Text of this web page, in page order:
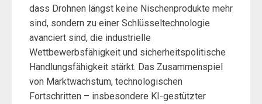
dass Drohnen längst keine Nischenprodukte mehr
sind, sondern zu einer Schlüsseltechnologie
avanciert sind, die industrielle
Wettbewerbsfähigkeit und sicherheitspolitische
Handlungsfähigkeit stärkt. Das Zusammenspiel
von Marktwachstum, technologischen
Fortschritten – insbesondere KI-gestützter